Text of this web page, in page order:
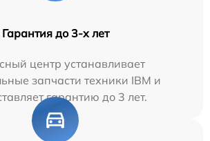
Гарантия до 3-х лет
центр устанавливает
запчасти техники IBM и
гарантию до 3 лет.